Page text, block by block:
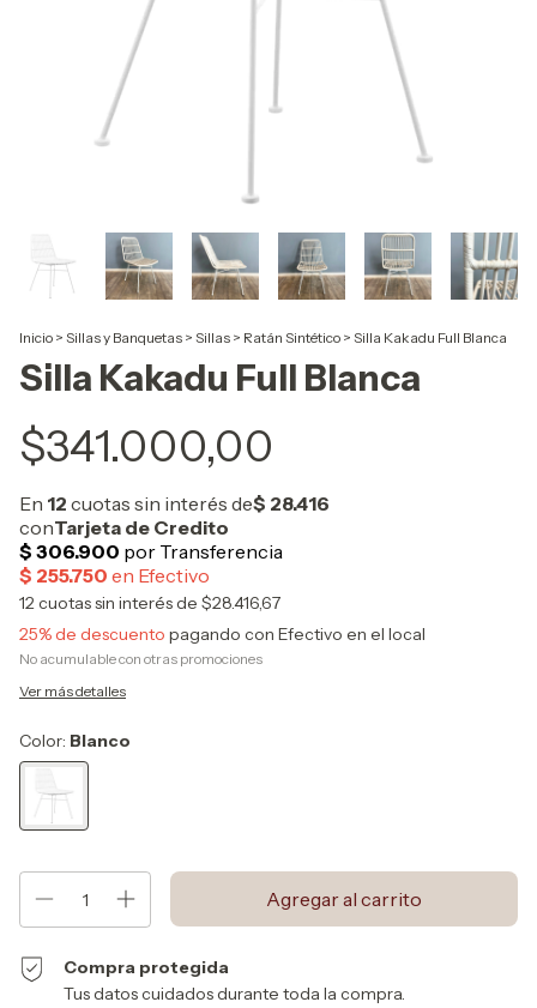
Inicio > Sillas y Banquetas > Sillas > Ratán Sintético > Silla Kakadu Full Blanca
Silla Kakadu Full Blanca
$341.000,00
12cuotas sin interés de $28.416,67
25% de descuento pagando con Efectivo en el local
No acumulable con otras promociones
Ver más detalles
Color: Blanco
Compra protegida
Tus datos cuidados durante toda la compra.